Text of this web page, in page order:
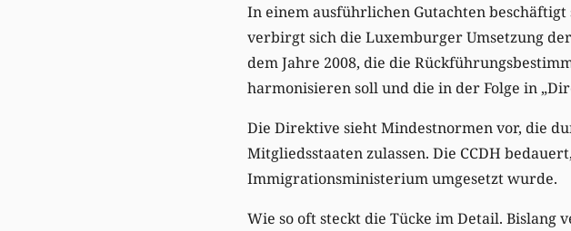
In einem ausführlichen Gutachten
verbirgt sich die Luxemburger Umsetzung
dem Jahre 2008, die die
harmonisieren soll und die in der Folge in
Die Direktive sieht Mindestnormen vor, die
Mitgliedsstaaten zulassen. Die CCDH
Immigrationsministerium umgesetzt wurde.
Wie so oft steckt die Tücke im Detail. Bislang